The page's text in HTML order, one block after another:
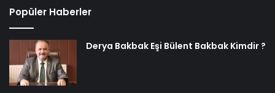
Popüler Haberler
Derya Bakbak Eşi Bülent Bakbak Kimdir ?